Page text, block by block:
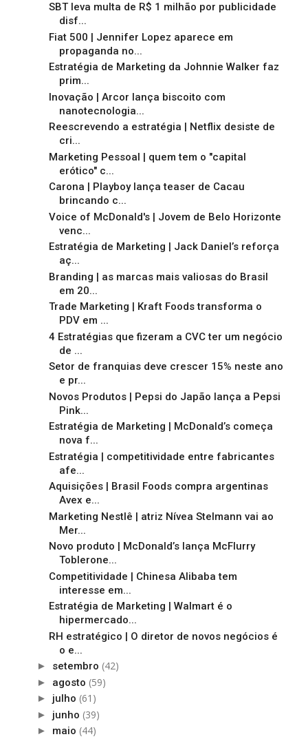
SBT leva multa de R$ 1 milhão por publicidade
disf...
Fiat 500 | Jennifer Lopez aparece em
propaganda no...
Estratégia de Marketing da Johnnie Walker faz
prim...
Inovação | Arcor lança biscoito com
nanotecnologia...
Reescrevendo a estratégia | Netflix desiste de
cri...
Marketing Pessoal | quem tem o "capital
erótico" c...
Carona | Playboy lança teaser de Cacau
brincando c...
Voice of McDonald's | Jovem de Belo Horizonte
venc...
Estratégia de Marketing | Jack Daniel’s reforça
aç...
Branding | as marcas mais valiosas do Brasil
em 20...
Trade Marketing | Kraft Foods transforma o
PDV em ...
4 Estratégias que fizeram a CVC ter um negócio
de ...
Setor de franquias deve crescer 15% neste ano
e pr...
Novos Produtos | Pepsi do Japão lança a Pepsi
Pink...
Estratégia de Marketing | McDonald’s começa
nova f...
Estratégia | competitividade entre fabricantes
afe...
Aquisições | Brasil Foods compra argentinas
Avex e...
Marketing Nestlê | atriz Nívea Stelmann vai ao
Mer...
Novo produto | McDonald’s lança McFlurry
Toblerone...
Competitividade | Chinesa Alibaba tem
interesse em...
Estratégia de Marketing | Walmart é o
hipermercado...
RH estratégico | O diretor de novos negócios é
o e...
► setembro (42)
► agosto (59)
► julho (61)
► junho (39)
► maio (44)